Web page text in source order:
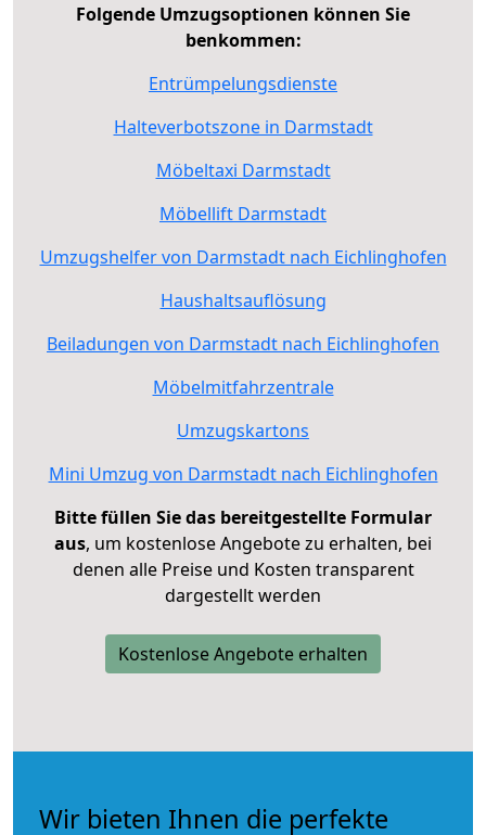
Folgende Umzugsoptionen können Sie
benkommen:
Entrümpelungsdienste
Halteverbotszone in Darmstadt
Möbeltaxi Darmstadt
Möbellift Darmstadt
Umzugshelfer von Darmstadt nach Eichlinghofen
Haushaltsauflösung
Beiladungen von Darmstadt nach Eichlinghofen
Möbelmitfahrzentrale
Umzugskartons
Mini Umzug von Darmstadt nach Eichlinghofen
Bitte füllen Sie das bereitgestellte Formular
aus, um kostenlose Angebote zu erhalten, bei
denen alle Preise und Kosten transparent
dargestellt werden
Kostenlose Angebote erhalten
Wir bieten Ihnen die perfekte